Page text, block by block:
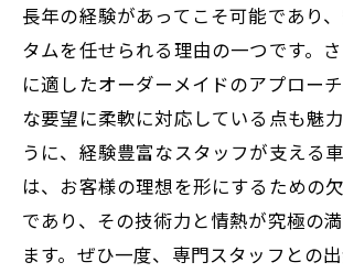
長年の経験があってこそ可能であり
タムを任せられる理由の一つです。
に適したオーダーメイドのアプロー
な要望に柔軟に対応している点も魅
うに、経験豊富なスタッフが支える
は、お客様の理想を形にするための
であり、その技術力と情熱が究極の
ます。ぜひ一度、専門スタッフとの